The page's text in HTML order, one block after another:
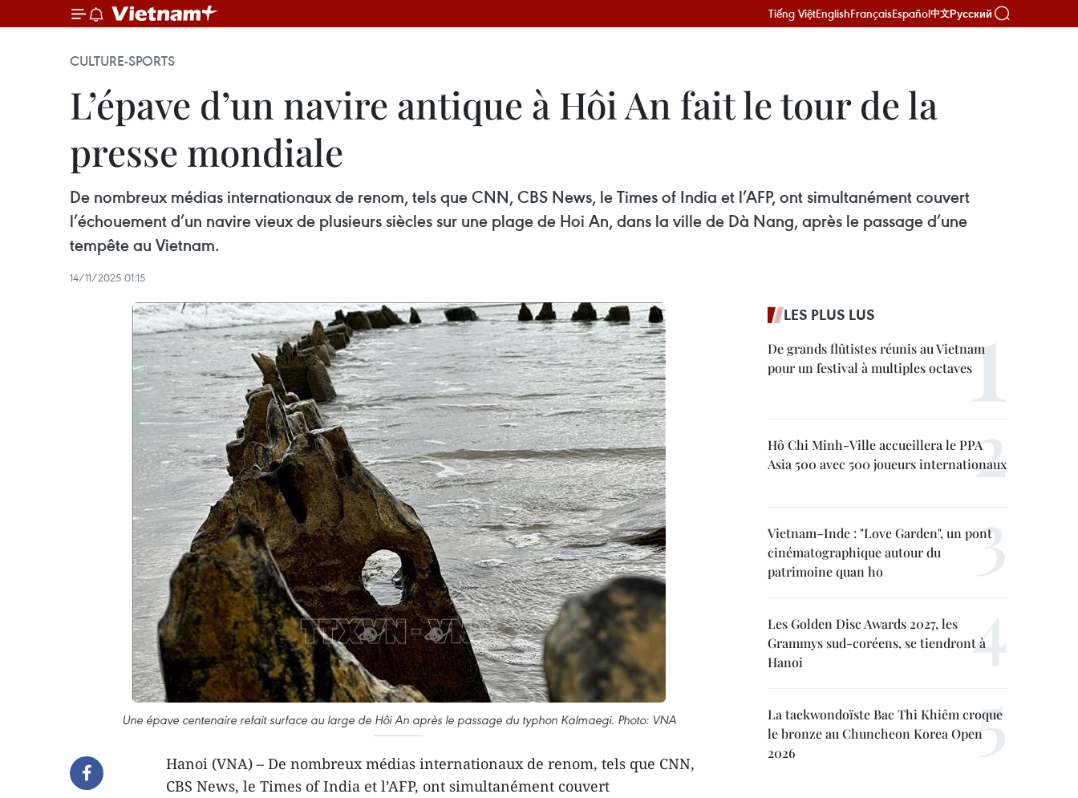
Tiếng ViệtEnglishFrançaisEspañol中文Русский
CULTURE-SPORTS
L’épave d’un navire antique à Hôi An fait le tour de la
presse mondiale
De nombreux médias internationaux de renom, tels que CNN, CBS News, le Times of India et l’AFP, ont simultanément couvert
l’échouement d’un navire vieux de plusieurs siècles sur une plage de Hoi An, dans la ville de Dà Nang, après le passage d’une
tempête au Vietnam.
14/11/2025 01:15
Une épave centenaire refait surface au large de Hôi An après le passage du typhon Kalmaegi. Photo: VNA
Hanoi (VNA) – De nombreux médias internationaux de renom, tels que CNN,
CBS News, le Times of India et l’AFP, ont simultanément couvert
LES PLUS LUS
De grands flûtistes réunis au Vietnam
pour un festival à multiples octaves
Hô Chi Minh-Ville accueillera le PPA
Asia 500 avec 500 joueurs internationaux
Vietnam–Inde : "Love Garden", un pont
cinématographique autour du
patrimoine quan ho
Les Golden Disc Awards 2027, les
Grammys sud-coréens, se tiendront à
Hanoi
La taekwondoïste Bac Thi Khiêm croque
le bronze au Chuncheon Korea Open
2026